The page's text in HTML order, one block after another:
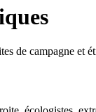
de campagne et